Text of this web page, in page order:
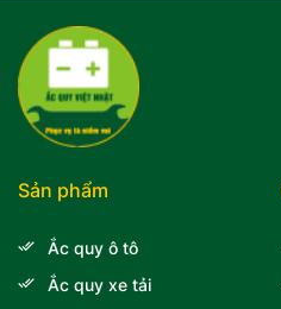
Sản phẩm
Ắc quy ô tô
Ắc quy xe tải